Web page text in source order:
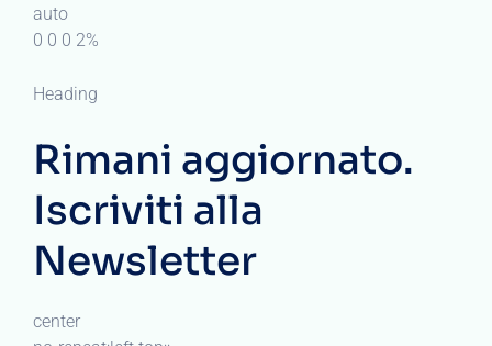
auto
0 0 0 2%
Heading
Rimani aggiornato.
Iscriviti alla
Newsletter
center